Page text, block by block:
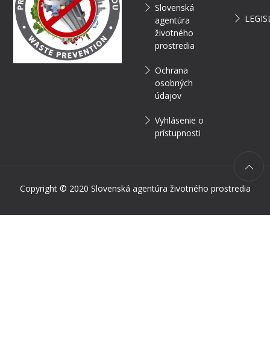
Slovenská
agentúra
životného
prostredia
Ochrana
osobných
údajov
Vyhlásenie o
prístupnosti
Copyright © 2020 Slovenská agentúra životného prostredia